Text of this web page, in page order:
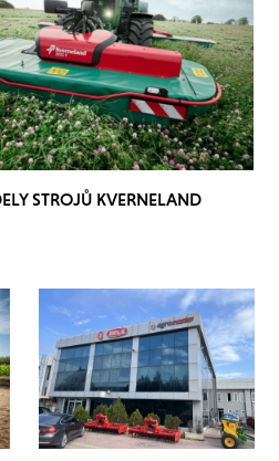
STROJŮ KVERNELAND